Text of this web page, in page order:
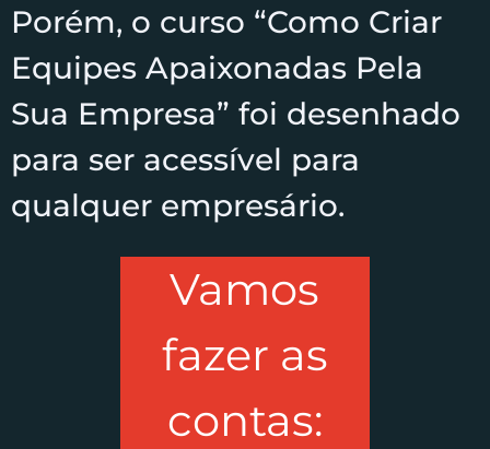
Porém, o curso “Como Criar
Equipes Apaixonadas Pela
Sua Empresa” foi desenhado
para ser acessível para
qualquer empresário.
Vamos
fazer as
contas: